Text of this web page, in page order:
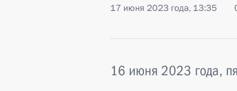
17 июня 2023 года, 13:35
16 июня 2023 года,